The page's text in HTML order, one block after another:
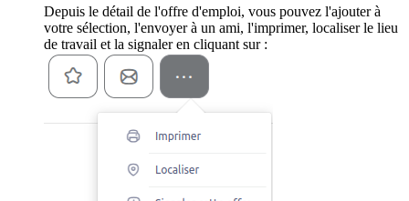
Depuis le détail de l'offre d'emploi, vous pouvez l'ajouter à
votre sélection, l'envoyer à un ami, l'imprimer, localiser le lieu
de travail et la signaler en cliquant sur :